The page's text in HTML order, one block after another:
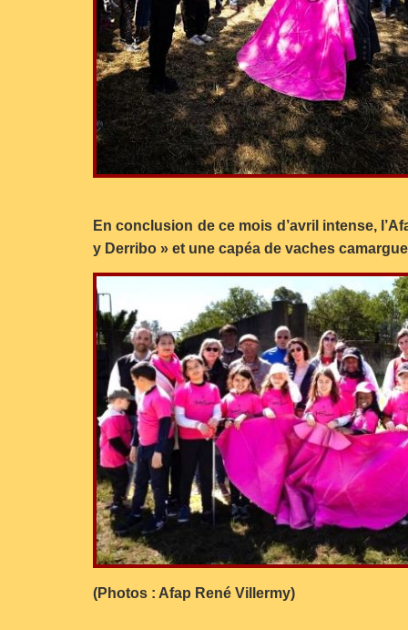
En conclusion de ce mois d’avril intense,
y Derribo » et une capéa de vaches
(Photos : Afap René Villermy)